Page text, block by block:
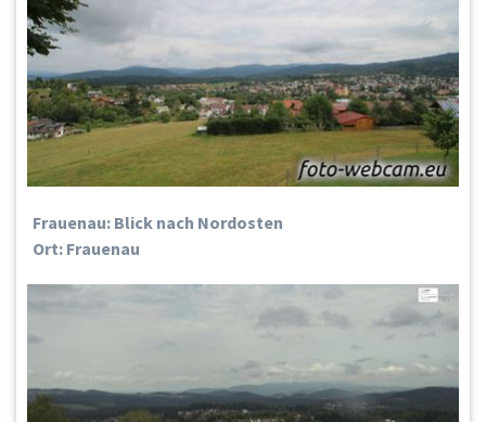
Frauenau: Blick nach Nordosten
Ort: Frauenau